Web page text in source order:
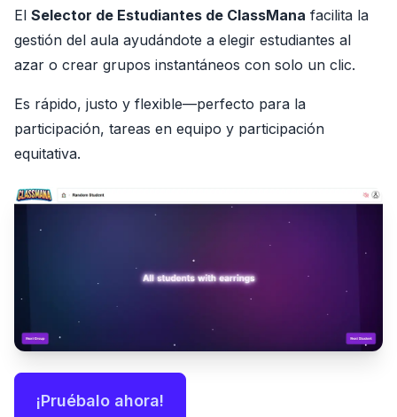
El Selector de Estudiantes de ClassMana facilita la
gestión del aula ayudándote a elegir estudiantes al
azar o crear grupos instantáneos con solo un clic.
Es rápido, justo y flexible—perfecto para la
participación, tareas en equipo y participación
equitativa.
¡Pruébalo ahora!